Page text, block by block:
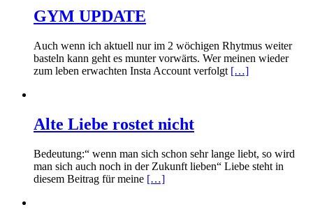
GYM UPDATE
Auch wenn ich aktuell nur im 2 wöchigen Rhytmus weiter
basteln kann geht es munter vorwärts. Wer meinen wieder
zum leben erwachten Insta Account verfolgt […]
Alte Liebe rostet nicht
Bedeutung:“ wenn man sich schon sehr lange liebt, so wird
man sich auch noch in der Zukunft lieben“ Liebe steht in
diesem Beitrag für meine […]